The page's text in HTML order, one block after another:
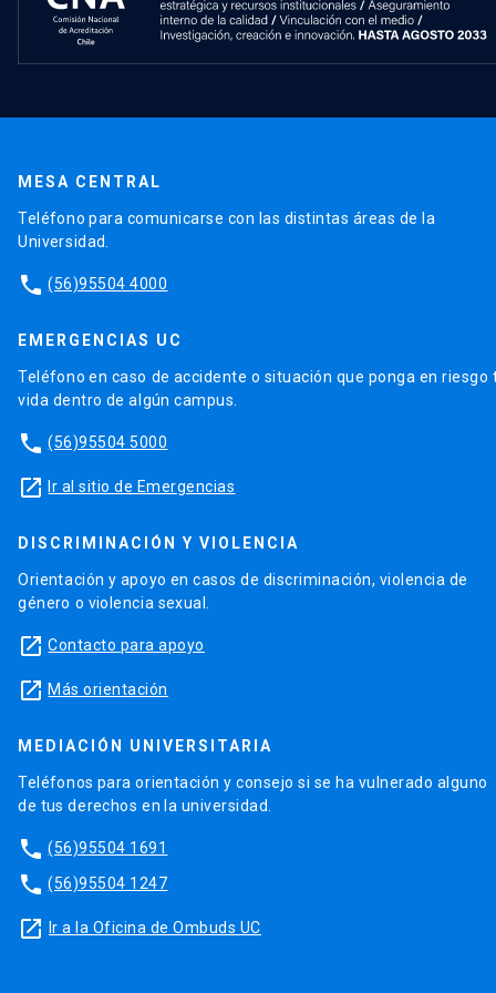
Jorge Qüense
Ver perfil
arrow_forward
Rafael Sánchez
Fabrice Lambert
Ver perfil
arrow_forward
Pablo Osses
Juan Pablo Astaburuaga
Ver perfil
Jonathan Barton
Ver perfil
MESA CENTRAL
Teléfono para comunicarse con las distintas áreas de la
Universidad.
phone (56)95504 4000
EMERGENCIAS UC
Teléfono en caso de accidente o situación que ponga en riesgo
vida dentro de algún campus.
phone (56)95504 5000
launch Ir al sitio de Emergencias
DISCRIMINACIÓN Y VIOLENCIA
Orientación y apoyo en casos de discriminación, violencia de
género o violencia sexual.
launch Contacto para apoyo
launch Más orientación
MEDIACIÓN UNIVERSITARIA
Teléfonos para orientación y consejo si se ha vulnerado alguno
de tus derechos en la universidad.
phone (56)95504 1691
phone (56)95504 1247
launch Ir a la Oficina de Ombuds UC